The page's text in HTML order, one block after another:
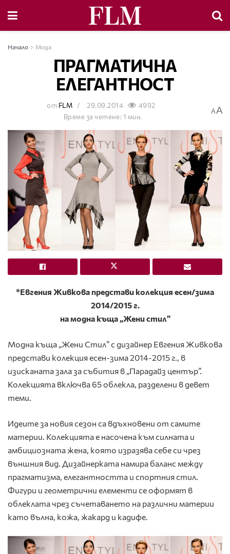
Начало Мода
ПРАГМАТИЧНА
ЕЛЕГАНТНОСТ
от FLM 29.09.2014
4992
Време за четене: 1 мин.
AA
*Евгения Живкова представи колекция есен/зима
2014/2015 г.
на модна къща „Жени стил”
Модна къща „Жени Стил” с дизайнер Евгения Живкова
представи колекция есен-зима 2014-2015 г., в
изисканата зала за събития в „Парадайз център”.
Колекцията включва 65 облекла, разделени в девет
теми.
Идеите за новия сезон са вдъхновени от самите
материи. Колекцията е насочена към силната и
амбициозната жена, която изразява себе си чрез
външния вид. Дизайнерката намира баланс между
прагматизма, елегантността и спортния стил.
Фигури и геометрични елементи се оформят в
облеклата чрез съчетаването на различни материи
като вълна, кожа, жакард и кадифе.